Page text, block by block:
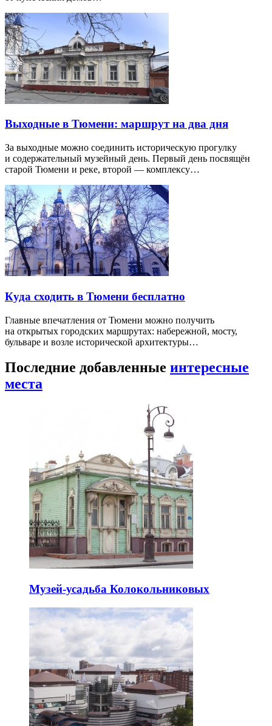
Выходные в Тюмени: маршрут на два дня
За выходные можно соединить историческую прогулку
и содержательный музейный день. Первый день посвящён
старой Тюмени и реке, второй — комплексу…
Куда сходить в Тюмени бесплатно
Главные впечатления от Тюмени можно получить
на открытых городских маршрутах: набережной, мосту,
бульваре и возле исторической архитектуры…
Последние добавленные интересные
места
Музей-усадьба Колокольниковых